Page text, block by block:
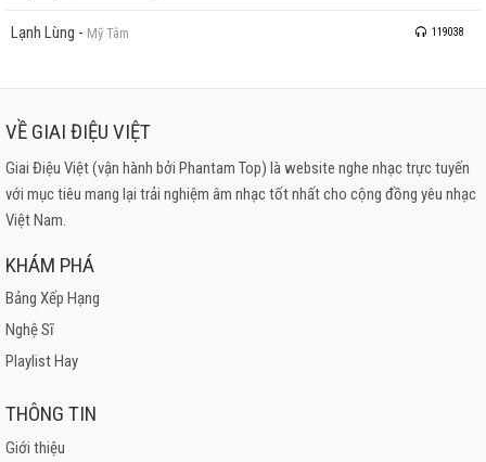
Lạnh Lùng - Mỹ Tâm 119038
VỀ GIAI ĐIỆU VIỆT
Giai Điệu Việt (vận hành bởi Phantam Top) là website nghe nhạc trực tuyến
với mục tiêu mang lại trải nghiệm âm nhạc tốt nhất cho cộng đồng yêu nhạc
Việt Nam.
KHÁM PHÁ
Bảng Xếp Hạng
Nghệ Sĩ
Playlist Hay
THÔNG TIN
Giới thiệu